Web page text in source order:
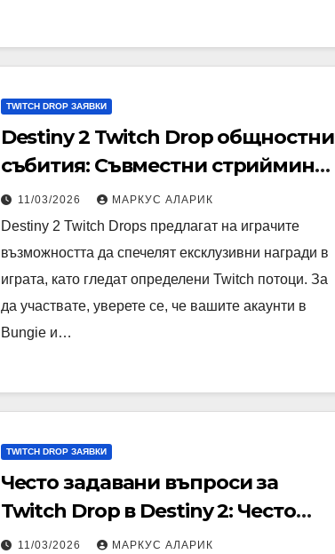
TWITCH DROP ЗАЯВКИ
Destiny 2 Twitch Drop общностни
събития: Съвместни стрийминг
сесии, Получаване на бонуси,
Съвети за участие
11/03/2026 МАРКУС АЛАРИК
Destiny 2 Twitch Drops предлагат на играчите
възможността да спечелят ексклузивни награди в
играта, като гледат определени Twitch потоци. За
да участвате, уверете се, че вашите акаунти в
Bungie и…
TWITCH DROP ЗАЯВКИ
Често задавани въпроси за
Twitch Drop в Destiny 2: Често
задавани въпроси,
11/03/2026 МАРКУС АЛАРИК